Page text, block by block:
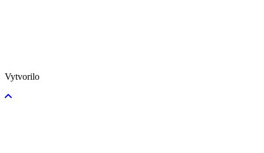
Vytvorilo